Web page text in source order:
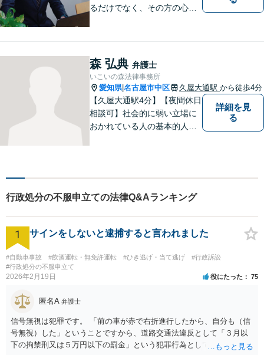
るだけでなく、その方の心に
います。【地域に根ざした弁
護士】離婚問題／相続問題／
交通事故など幅広い法律トラ
ブルに対応。
森 弘典 弁護士
いこいの森法律事務所
愛知県|名古屋市中区 久屋大通駅 から徒歩4分
【久屋大通駅4分】【夜間休日
相談可】社会的に弱い立場に
おかれている人の基本的人権
を信条として日々活動に邁進
してまいります。まずはお気
軽にご連絡ください。
詳細を見
る
行政処分の不服申立ての法律Q&Aランキング
1 サインをしないと逮捕すると言われました
#自動車事故 #飲酒運転・無免許運転 #ひき逃げ・当て逃げ
#行政訴訟
#行政処分の不服申立て
2026年2月19日 役にたった 75
匿名A 弁護士
信号無視は犯罪です。 「前の車が赤で右折進行したから、自分も（信
号無視）した」ということですから、道路交通法違反として「３月以
下の拘禁刑又は５万円以下の罰金」という犯罪行為として処罰される